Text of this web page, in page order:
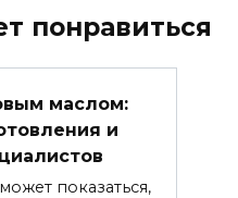
понравиться
маслом:
и
показаться,